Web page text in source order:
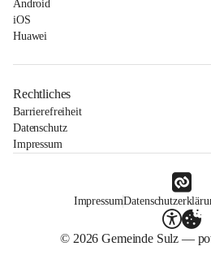
Android
iOS
Huawei
Rechtliches
Barrierefreiheit
Datenschutz
Impressum
Impressum
© 2026 Gemeinde Sulz —